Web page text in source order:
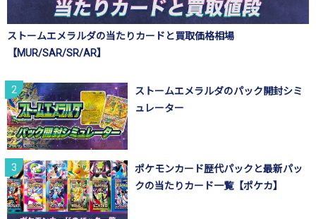
ストームエメラルダの当たりカードと買取価格相場
【MUR/SAR/SR/AR】
ストームエメラルダのパック開封シミ
ュレーター
ポケモンカード歴代パックと最新パッ
クの当たりカード一覧【ポケカ】